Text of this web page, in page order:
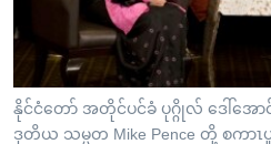
ညွန်း
စာမျက်နှာ
သို့
ကျော်
သုတပဒေသာ အင်္ဂလိပ်စာ
Learning English
ဗွီအိုအေ လူမှုကွန်ယက်များ
နိုင်ငံတော် အတိုင်ပင်ခံ ပုဂ္ဂိုလ် ဒေါ်အေ
ဒုတိယ သမ္မတ Mike Pence တို့ စကာၤ